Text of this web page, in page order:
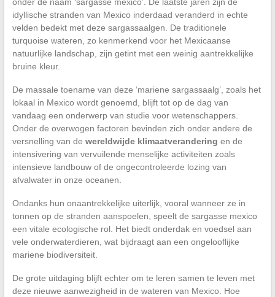
onder de naam ‘sargasse mexico’. De laatste jaren zijn de
idyllische stranden van Mexico inderdaad veranderd in echte
velden bedekt met deze sargassaalgen. De traditionele
turquoise wateren, zo kenmerkend voor het Mexicaanse
natuurlijke landschap, zijn getint met een weinig aantrekkelijke
bruine kleur.
De massale toename van deze ‘mariene sargassaalg’, zoals het
lokaal in Mexico wordt genoemd, blijft tot op de dag van
vandaag een onderwerp van studie voor wetenschappers.
Onder de overwogen factoren bevinden zich onder andere de
versnelling van de wereldwijde klimaatverandering en de
intensivering van vervuilende menselijke activiteiten zoals
intensieve landbouw of de ongecontroleerde lozing van
afvalwater in onze oceanen.
Ondanks hun onaantrekkelijke uiterlijk, vooral wanneer ze in
tonnen op de stranden aanspoelen, speelt de sargasse mexico
een vitale ecologische rol. Het biedt onderdak en voedsel aan
vele onderwaterdieren, wat bijdraagt aan een ongelooflijke
mariene biodiversiteit.
De grote uitdaging blijft echter om te leren samen te leven met
deze nieuwe aanwezigheid in de wateren van Mexico. Hoe